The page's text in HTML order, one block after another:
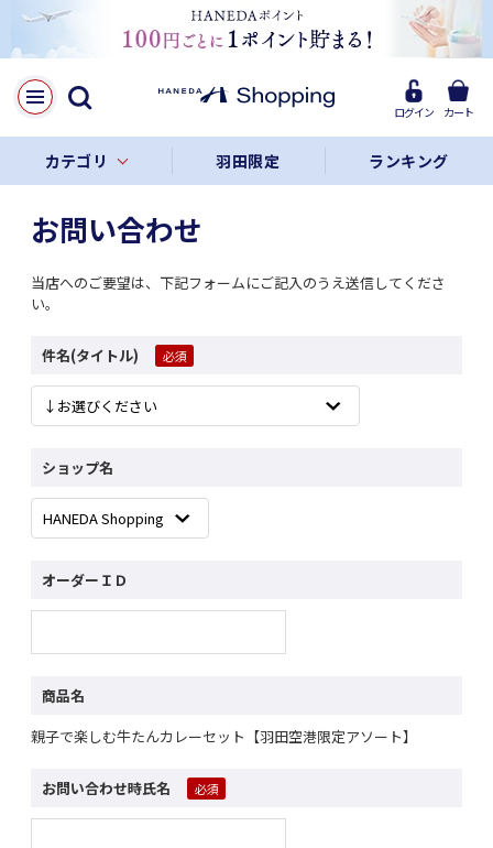
ログイン カート
カテゴリ 羽田限定 ランキング
お問い合わせ
当店へのご要望は、下記フォームにご記入のうえ送信してくださ
い。
件名(タイトル)
ショップ名
オーダーＩＤ
商品名
親子で楽しむ牛たんカレーセット【羽田空港限定アソート】
お問い合わせ時氏名